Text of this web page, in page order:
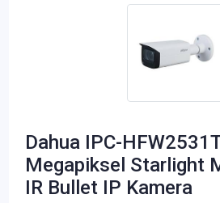
Dahua IPC-
Megapiksel Starlight
IR Bullet IP Kamera